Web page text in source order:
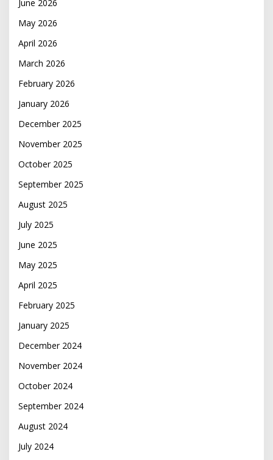
June 2026
May 2026
April 2026
March 2026
February 2026
January 2026
December 2025
November 2025
October 2025
September 2025
August 2025
July 2025
June 2025
May 2025
April 2025
February 2025
January 2025
December 2024
November 2024
October 2024
September 2024
August 2024
July 2024